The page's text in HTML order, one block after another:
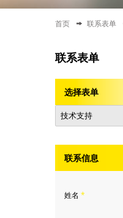
首页 联系表单
联系表单
选择表单
联系信息
姓名 *